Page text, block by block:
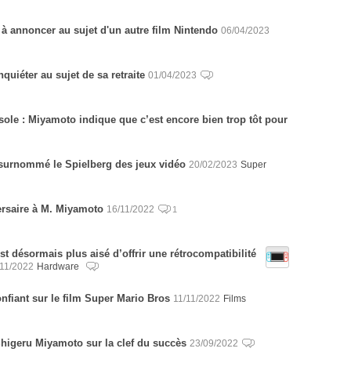
annoncer au sujet d'un autre film Nintendo 06/04/2023
au sujet de sa retraite 01/04/2023
: Miyamoto indique que c’est encore bien trop tôt pour
le Spielberg des jeux vidéo 20/02/2023 Super
à M. Miyamoto 16/11/2022 1
désormais plus aisé d’offrir une rétrocompatibilité
2022 Hardware
sur le film Super Mario Bros 11/11/2022 Films
Miyamoto sur la clef du succès 23/09/2022